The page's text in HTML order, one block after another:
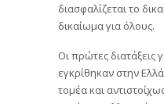
διασφαλίζεται το
δικαίωμα για όλους.
Οι πρώτες διατάξεις
εγκρίθηκαν στην
τομέα και